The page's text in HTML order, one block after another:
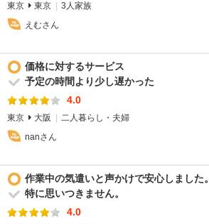
東京 東京
3人家族
えむさん
価格に対するサービス
予定の時間より少し遅かった
4.0
東京 大阪
二人暮らし・夫婦
nanさん
作業中の気遣いと声かけで安心しました。
特に思いつきません。
4.0